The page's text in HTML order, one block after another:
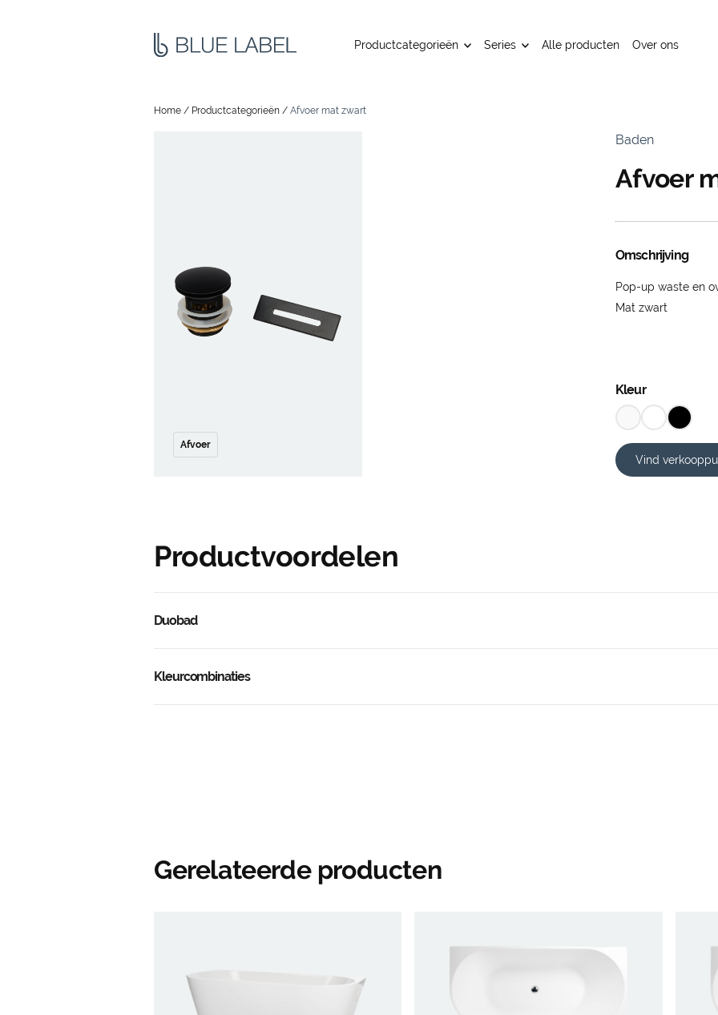
Productcategorieën Series Alle producten Over ons
Home / Productcategorieën / Afvoer mat zwart
Afvoer
Baden
Afvoer
Omschrijving
Pop-up waste en
Mat zwart
Kleur
Vind
Productvoordelen
Duobad
Kleurcombinaties
Gerelateerde producten